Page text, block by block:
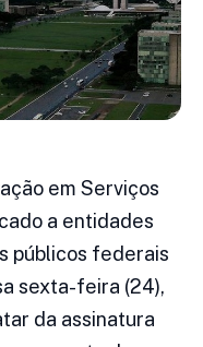
em Serviços
a entidades
públicos federais
sexta-feira (24),
da assinatura